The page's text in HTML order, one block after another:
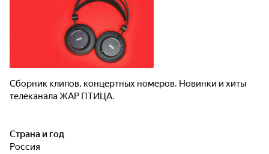
Сборник клипов, концертных номеров. Новинки и хиты
телеканала ЖАР ПТИЦА.
Страна и год
Россия